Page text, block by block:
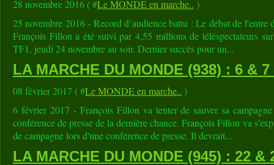
28 novembre 2016 ( #Le MONDE en marche.. )
25 novembre 2016 - Record d’audience battu : Le débat de l'entre
François Fillon a été suivi par 4,55 millions de téléspectateurs
TF1, jeudi 24 novembre au soir. Dernier succès pour un...
LA MARCHE DU MONDE (938) : 6 &
08 février 2017 ( #Le MONDE en marche.. )
6 février 2017 - François Fillon va tenter de sauver sa
conférence de presse de la dernière chance. François Fillon va
de campagne lors d'une conférence de presse. Il devrait...
LA MARCHE DU MONDE (945) : 22 &